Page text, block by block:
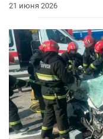
21 июня 2026